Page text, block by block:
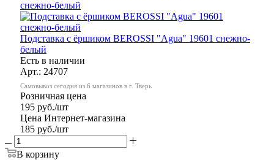
Подставка с ёршиком BEROSSI "Agua" 19601 снежно-
белый
Есть в наличии
Арт.: 24707
Самовывоз сегодня из 6 магазинов в г. Тверь
Розничная цена
195 руб./шт
Цена Интернет-магазина
185 руб./шт
В корзину